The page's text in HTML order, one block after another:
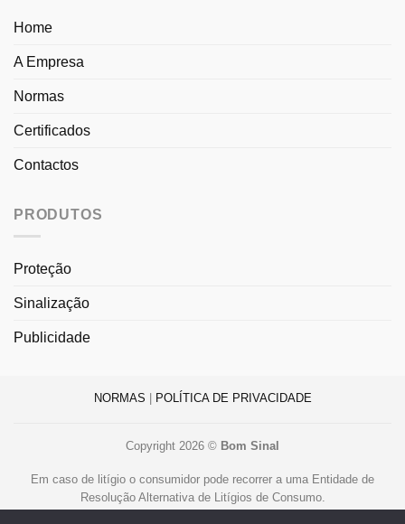
Home
A Empresa
Normas
Certificados
Contactos
PRODUTOS
Proteção
Sinalização
Publicidade
NORMAS POLÍTICA DE PRIVACIDADE
Copyright 2026 © Bom Sinal
Em caso de litígio o consumidor pode recorrer a uma Entidade de
Resolução Alternativa de Litígios de Consumo.